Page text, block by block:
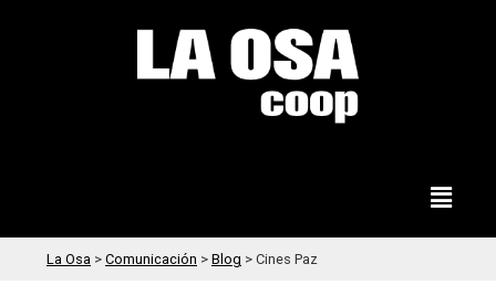
La Osa > Comunicación > Blog > Cines Paz